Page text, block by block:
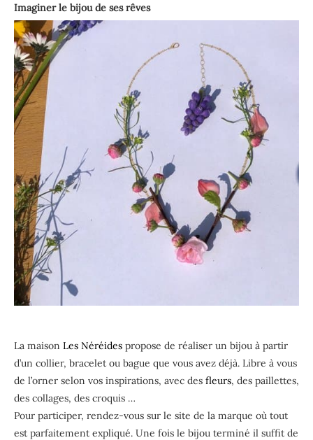
Imaginer le bijou de ses rêves
La maison Les Néréides propose de réaliser un bijou à partir
d’un collier, bracelet ou bague que vous avez déjà. Libre à vous
de l’orner selon vos inspirations, avec des fleurs, des paillettes,
des collages, des croquis …
Pour participer, rendez-vous sur le site de la marque où tout
est parfaitement expliqué. Une fois le bijou terminé il suffit de